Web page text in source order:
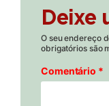
Deixe
O seu endereço
obrigatórios são
Comentário *